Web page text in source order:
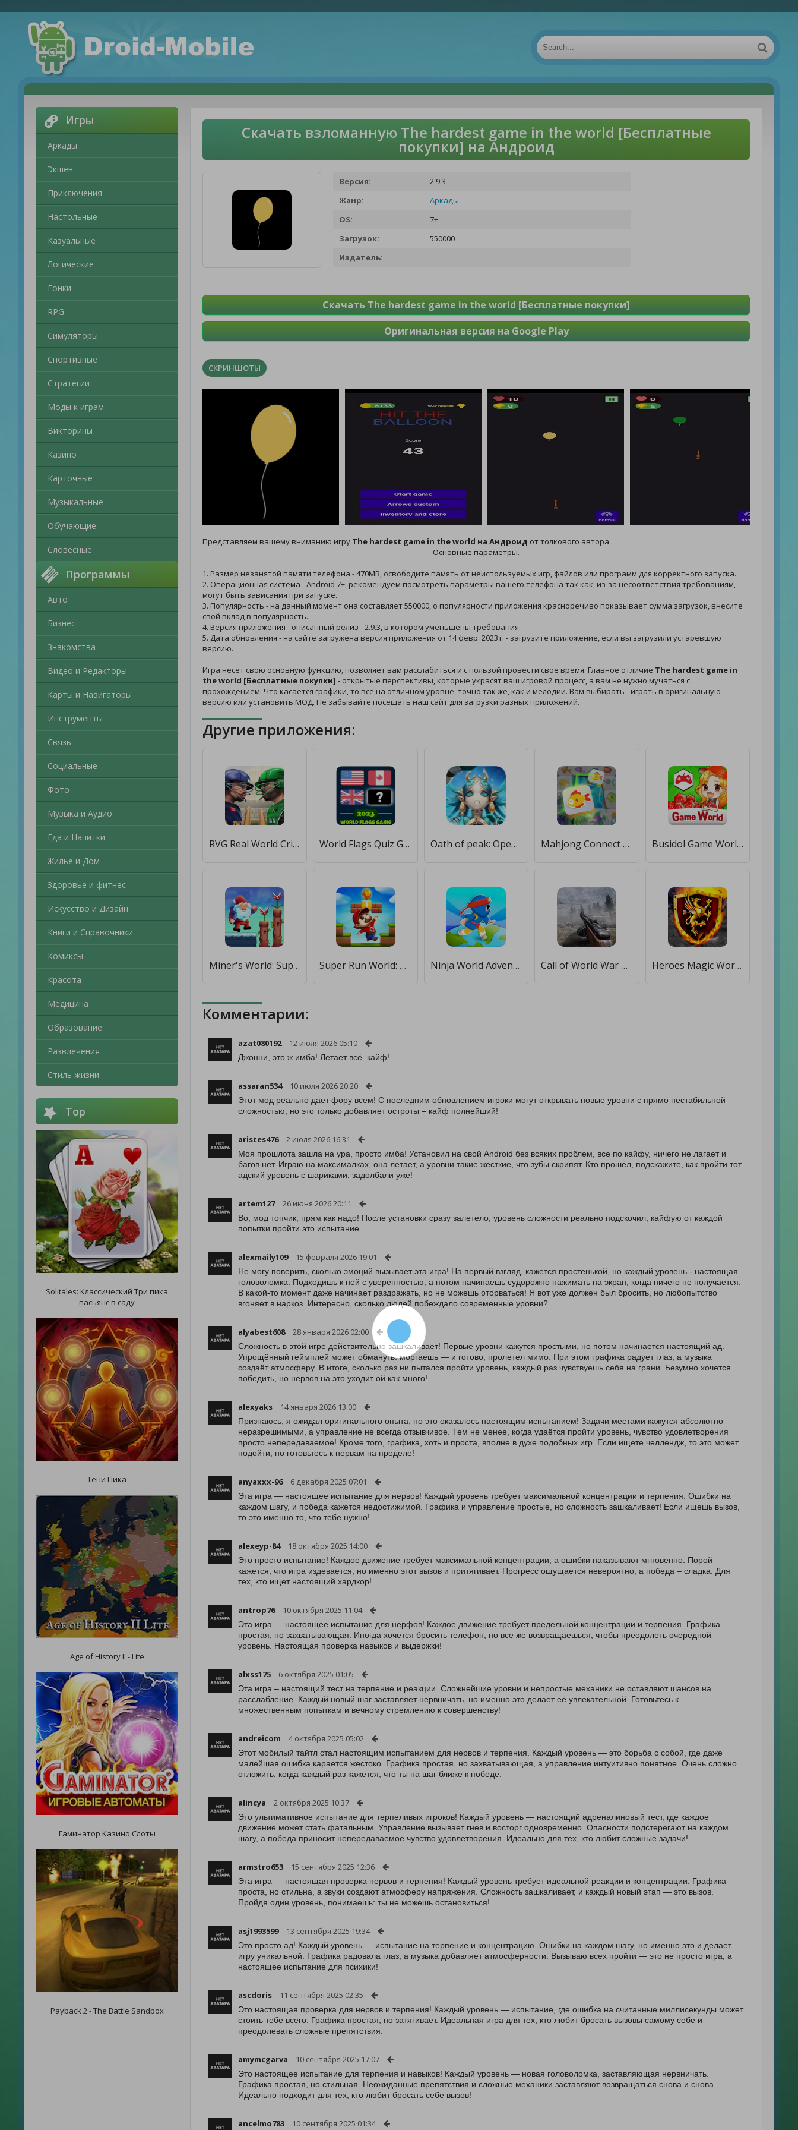
Игры
Аркады
Экшен
Приключения
Настольные
Казуальные
Логические
Гонки
RPG
Симуляторы
Спортивные
Стратегии
Моды к играм
Викторины
Казино
Карточные
Музыкальные
Обучающие
Словесные
Программы
Авто
Бизнес
Знакомства
Видео и Редакторы
Карты и Навигаторы
Инструменты
Связь
Социальные
Фото
Музыка и Аудио
Еда и Напитки
Жилье и Дом
Здоровье и фитнес
Искусство и Дизайн
Книги и Справочники
Комиксы
Красота
Медицина
Образование
Развлечения
Стиль жизни
Top
Solitales: Классический Три пика
пасьянс в саду
Тени Пика
Age of History II - Lite
Гаминатор Казино Слоты
Payback 2 - The Battle Sandbox
Скачать взломанную The hardest game in the world [Бесплатные
покупки] на Андроид
Версия:
2.9.3
Жанр:
Аркады
OS:
7+
Загрузок:
550000
Издатель:
Скачать The hardest game in the world [Бесплатные покупки]
Оригинальная версия на Google Play
СКРИНШОТЫ
Представляем вашему вниманию игру The hardest game in the world на Андроид от толкового автора .
Основные параметры.
1. Размер незанятой памяти телефона - 470MB, освободите память от неиспользуемых игр, файлов или программ для корректного запуска.
2. Операционная система - Android 7+, рекомендуем посмотреть параметры вашего телефона так как, из-за несоответствия требованиям,
могут быть зависания при запуске.
3. Популярность - на данный момент она составляет 550000, о популярности приложения красноречиво показывает сумма загрузок, внесите
свой вклад в популярность.
4. Версия приложения - описанный релиз - 2.9.3, в котором уменьшены требования.
5. Дата обновления - на сайте загружена версия приложения от 14 февр. 2023 г. - загрузите приложение, если вы загрузили устаревшую
версию.
Игра несет свою основную функцию, позволяет вам расслабиться и с пользой провести свое время. Главное отличие The hardest game in
the world [Бесплатные покупки] - открытые перспективы, которые украсят ваш игровой процесс, а вам не нужно мучаться с
прохождением. Что касается графики, то все на отличном уровне, точно так же, как и мелодии. Вам выбирать - играть в оригинальную
версию или установить МОД. Не забывайте посещать наш сайт для загрузки разных приложений.
Другие приложения:
RVG Real World Cricket Game 3D [Бесплатные покупки] World Flags Quiz Game [Мод меню] Oath of peak: Open world [Бесплатные покупки] Mahjong Connect Fish World [Бесплатные покупки] Busidol Game World [Бесплатные покупки]
Miner's World: Super Run Game [Много денег] Super Run World: Go Jump Bro [Бесплатные покупки] Ninja World Adventure [Бесплатные покупки] Call of World War 2 : Battlefield Game [Бесплатные покупки] Heroes Magic World: Inferno [Бесплатные покупки]
Комментарии:
azat080192 12 июля 2026 05:10
Джонни, это ж имба! Летает всё. кайф!
assaran534 10 июля 2026 20:20
Этот мод реально дает фору всем! С последним обновлением игроки могут открывать новые уровни с прямо нестабильной
сложностью, но это только добавляет остроты – кайф полнейший!
aristes476 2 июля 2026 16:31
Моя прошлота зашла на ура, просто имба! Установил на свой Android без всяких проблем, все по кайфу, ничего не лагает и
багов нет. Играю на максималках, она летает, а уровни такие жесткие, что зубы скрипят. Кто прошёл, подскажите, как пройти тот
адский уровень с шариками, задолбали уже!
artem127 26 июня 2026 20:11
Во, мод топчик, прям как надо! После установки сразу залетело, уровень сложности реально подскочил, кайфую от каждой
попытки пройти это испытание.
alexmaily109 15 февраля 2026 19:01
Не могу поверить, сколько эмоций вызывает эта игра! На первый взгляд, кажется простенькой, но каждый уровень - настоящая
головоломка. Подходишь к ней с уверенностью, а потом начинаешь судорожно нажимать на экран, когда ничего не получается.
В какой-то момент даже начинает раздражать, но не можешь оторваться! Я вот уже должен был бросить, но любопытство
вгоняет в наркоз. Интересно, сколько людей побеждало современные уровни?
alyabest608 28 января 2026 02:00
Сложность в этой игре действительно зашкаливает! Первые уровни кажутся простыми, но потом начинается настоящий ад.
Упрощённый геймплей может обмануть: моргаешь — и готово, пролетел мимо. При этом графика радует глаз, а музыка
создаёт атмосферу. В итоге, сколько раз ни пытался пройти уровень, каждый раз чувствуешь себя на грани. Безумно хочется
победить, но нервов на это уходит ой как много!
alexyaks 14 января 2026 13:00
Признаюсь, я ожидал оригинального опыта, но это оказалось настоящим испытанием! Задачи местами кажутся абсолютно
неразрешимыми, а управление не всегда отзывчивое. Тем не менее, когда удаётся пройти уровень, чувство удовлетворения
просто непередаваемое! Кроме того, графика, хоть и проста, вполне в духе подобных игр. Если ищете челлендж, то это может
подойти, но готовьтесь к нервам на пределе!
anyaxxx-96 6 декабря 2025 07:01
Эта игра — настоящее испытание для нервов! Каждый уровень требует максимальной концентрации и терпения. Ошибки на
каждом шагу, и победа кажется недостижимой. Графика и управление простые, но сложность зашкаливает! Если ищешь вызов,
то это именно то, что тебе нужно!
alexeyp-84 18 октября 2025 14:00
Это просто испытание! Каждое движение требует максимальной концентрации, а ошибки наказывают мгновенно. Порой
кажется, что игра издевается, но именно этот вызов и притягивает. Прогресс ощущается невероятно, а победа – сладка. Для
тех, кто ищет настоящий хардкор!
antrop76 10 октября 2025 11:04
Эта игра — настоящее испытание для нерфов! Каждое движение требует предельной концентрации и терпения. Графика
простая, но захватывающая. Иногда хочется бросить телефон, но все же возвращаешься, чтобы преодолеть очередной
уровень. Настоящая проверка навыков и выдержки!
alxss175 6 октября 2025 01:05
Эта игра – настоящий тест на терпение и реакции. Сложнейшие уровни и непростые механики не оставляют шансов на
расслабление. Каждый новый шаг заставляет нервничать, но именно это делает её увлекательной. Готовьтесь к
множественным попыткам и вечному стремлению к совершенству!
andreicom 4 октября 2025 05:02
Этот мобилый тайтл стал настоящим испытанием для нервов и терпения. Каждый уровень — это борьба с собой, где даже
малейшая ошибка карается жестоко. Графика простая, но захватывающая, а управление интуитивно понятное. Очень сложно
отложить, когда каждый раз кажется, что ты на шаг ближе к победе.
alincya 2 октября 2025 10:37
Это ультимативное испытание для терпеливых игроков! Каждый уровень — настоящий адреналиновый тест, где каждое
движение может стать фатальным. Управление вызывает гнев и восторг одновременно. Опасности подстерегают на каждом
шагу, а победа приносит непередаваемое чувство удовлетворения. Идеально для тех, кто любит сложные задачи!
armstro653 15 сентября 2025 12:36
Эта игра — настоящая проверка нервов и терпения! Каждый уровень требует идеальной реакции и концентрации. Графика
проста, но стильна, а звуки создают атмосферу напряжения. Сложность зашкаливает, и каждый новый этап — это вызов.
Пройдя один уровень, понимаешь: ты не можешь остановиться!
asj1993599 13 сентября 2025 19:34
Это просто ад! Каждый уровень — испытание на терпение и концентрацию. Ошибки на каждом шагу, но именно это и делает
игру уникальной. Графика радовала глаз, а музыка добавляет атмосферности. Вызываю всех пройти — это не просто игра, а
настоящее испытание для психики!
ascdoris 11 сентября 2025 02:35
Это настоящая проверка для нервов и терпения! Каждый уровень — испытание, где ошибка на считанные миллисекунды может
стоить тебе всего. Графика простая, но затягивает. Идеальная игра для тех, кто любит бросать вызовы самому себе и
преодолевать сложные препятствия.
amymcgarva 10 сентября 2025 17:07
Это настоящее испытание для терпения и навыков! Каждый уровень — новая головоломка, заставляющая нервничать.
Графика простая, но стильная. Неожиданные препятствия и сложные механики заставляют возвращаться снова и снова.
Идеально подходит для тех, кто любит бросать себе вызов!
ancelmo783 10 сентября 2025 01:34